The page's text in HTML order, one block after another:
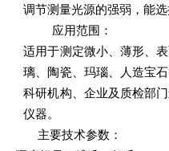
调节测量光源的强弱，能选
应用范围：
适用于测定微小、薄形、
璃、陶瓷、玛瑙、人造宝
科研机构、企业及质检部
仪器。
主要技术参数：